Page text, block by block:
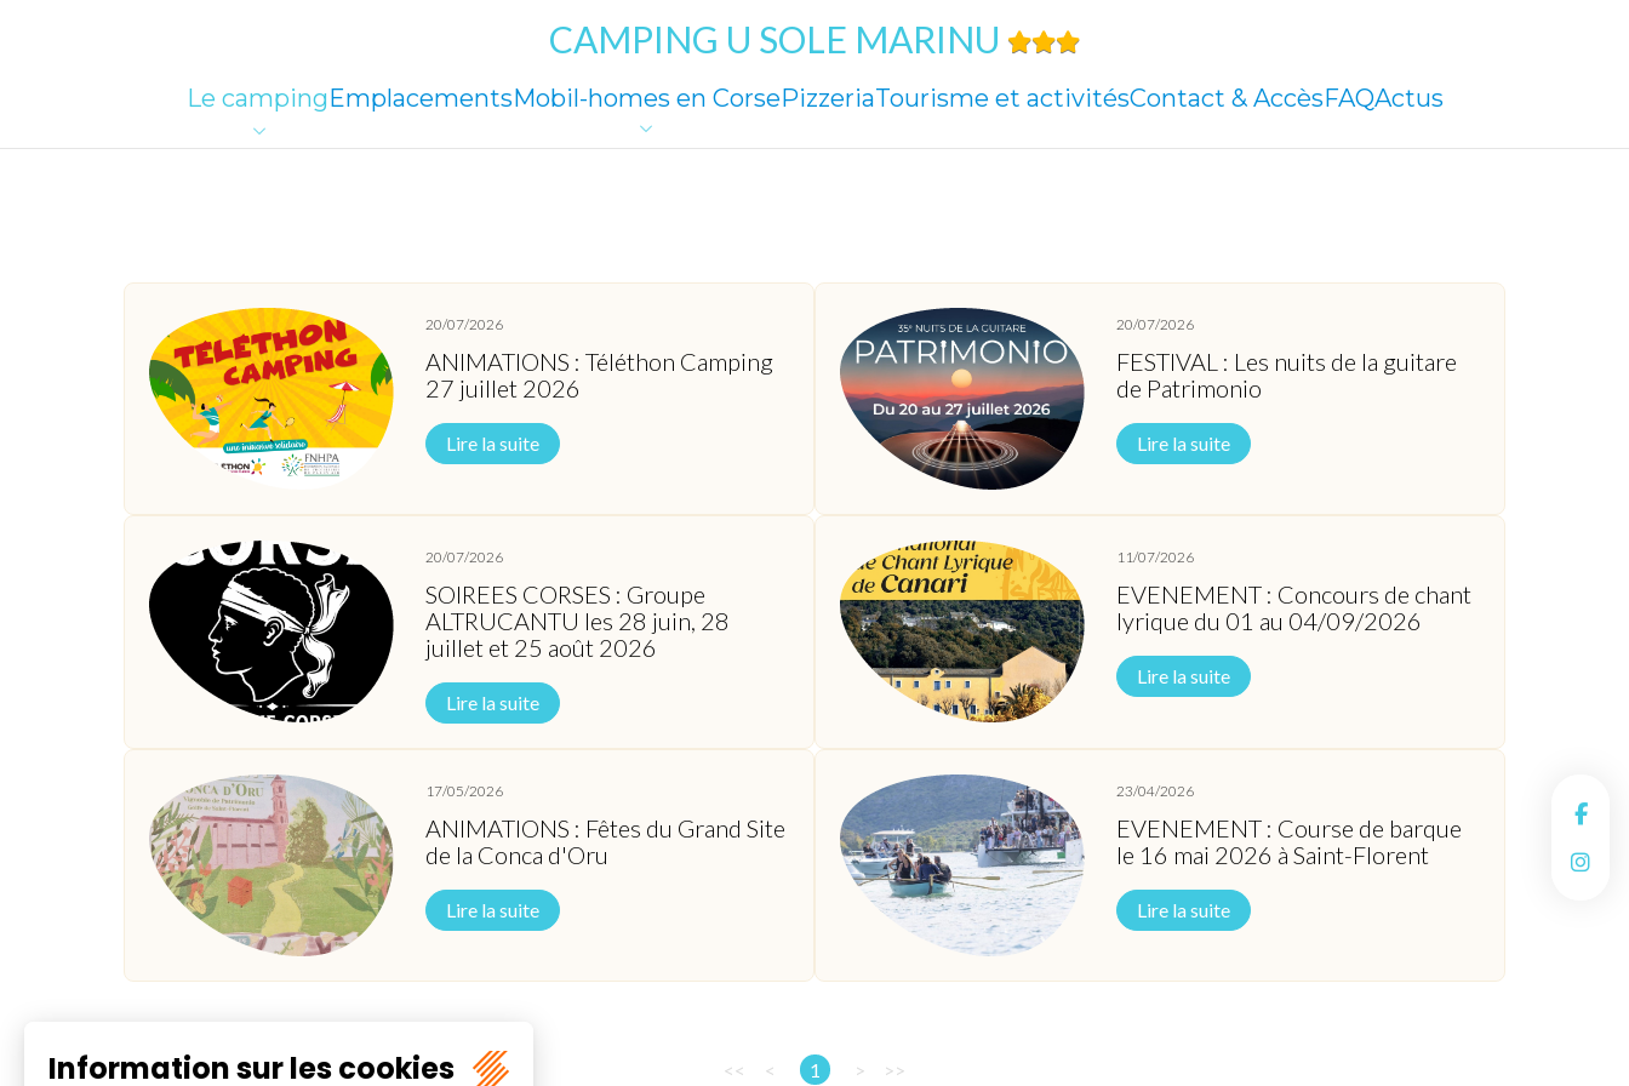
CAMPING U SOLE MARINU
Le campingEmplacementsMobil-homes en CorsePizzeriaTourisme et activitésContact & AccèsFAQActus
ANIMATIONS : Téléthon Camping
27 juillet 2026
20/07/2026
Lire la suite
FESTIVAL : Les nuits de la guitare
de Patrimonio
20/07/2026
Lire la suite
SOIREES CORSES : Groupe
ALTRUCANTU les 28 juin, 28
juillet et 25 août 2026
20/07/2026
Lire la suite
EVENEMENT : Concours de chant
lyrique du 01 au 04/09/2026
11/07/2026
Lire la suite
ANIMATIONS : Fêtes du Grand Site
de la Conca d'Oru
17/05/2026
Lire la suite
EVENEMENT : Course de barque
le 16 mai 2026 à Saint-Florent
23/04/2026
Lire la suite
<< < 1 > >>